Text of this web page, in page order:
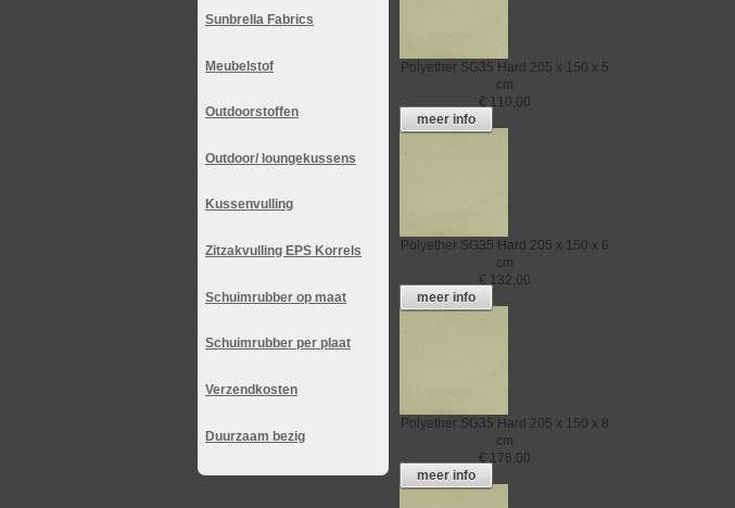
Sunbrella Fabrics
Meubelstof
Outdoorstoffen
Outdoor/ loungekussens
Kussenvulling
Zitzakvulling EPS Korrels
Schuimrubber op maat
Schuimrubber per plaat
Verzendkosten
Duurzaam bezig
Polyether SG35 Hard 205 x 150 x 5
cm
€ 110,00
meer info
Polyether SG35 Hard 205 x 150 x 6
cm
€ 132,00
meer info
Polyether SG35 Hard 205 x 150 x 8
cm
€ 176,00
meer info